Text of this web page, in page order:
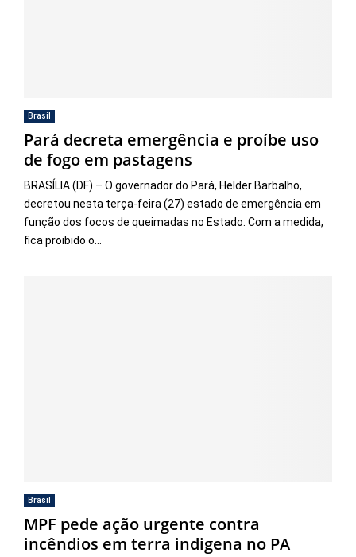
Brasil
Pará decreta emergência e proíbe uso
de fogo em pastagens
BRASÍLIA (DF) – O governador do Pará, Helder Barbalho,
decretou nesta terça-feira (27) estado de emergência em
função dos focos de queimadas no Estado. Com a medida,
fica proibido o...
Brasil
MPF pede ação urgente contra
incêndios em terra indigena no PA